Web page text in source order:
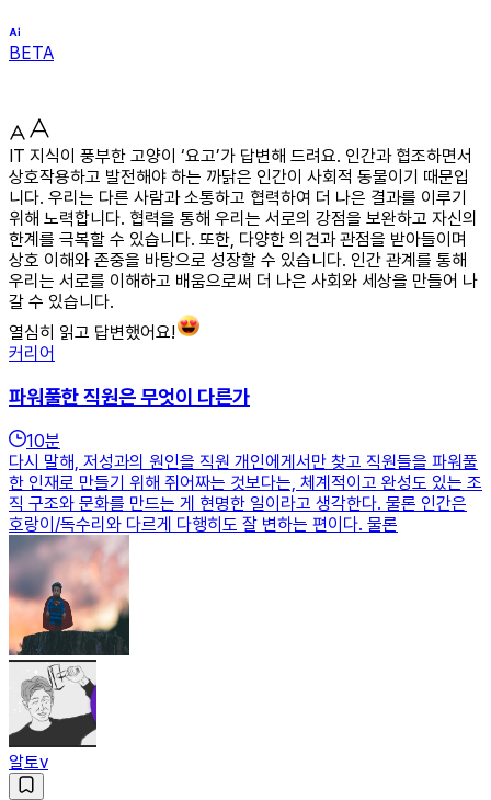
BETA
IT 지식이 풍부한 고양이 ‘요고’가 답변해 드려요. 인간과 협조하면서
상호작용하고 발전해야 하는 까닭은 인간이 사회적 동물이기 때문입
니다. 우리는 다른 사람과 소통하고 협력하여 더 나은 결과를 이루기
위해 노력합니다. 협력을 통해 우리는 서로의 강점을 보완하고 자신의
한계를 극복할 수 있습니다. 또한, 다양한 의견과 관점을 받아들이며
상호 이해와 존중을 바탕으로 성장할 수 있습니다. 인간 관계를 통해
우리는 서로를 이해하고 배움으로써 더 나은 사회와 세상을 만들어 나
갈 수 있습니다.
열심히 읽고 답변했어요!
커리어
파워풀한 직원은 무엇이 다른가
10분
다시 말해, 저성과의 원인을 직원 개인에게서만 찾고 직원들을 파워풀
한 인재로 만들기 위해 쥐어짜는 것보다는, 체계적이고 완성도 있는 조
직 구조와 문화를 만드는 게 현명한 일이라고 생각한다. 물론 인간은
호랑이/독수리와 다르게 다행히도 잘 변하는 편이다. 물론
알토v